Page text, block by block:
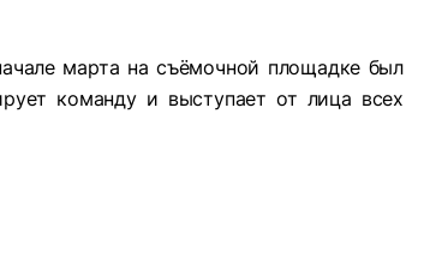
марта на съёмочной площадке был
команду и выступает от лица всех